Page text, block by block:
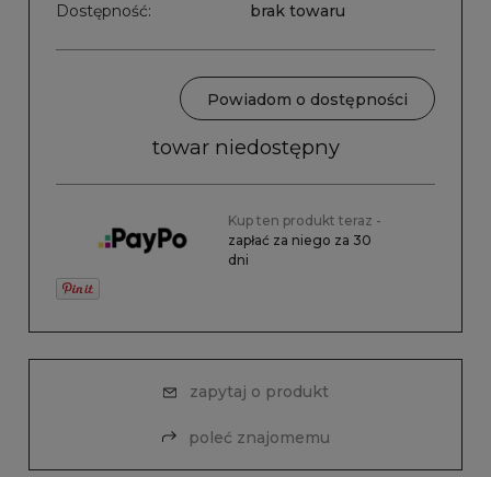
Dostępność: brak towaru
Powiadom o dostępności
towar niedostępny
Kup ten produkt teraz -
zapłać za niego za 30
dni
zapytaj o produkt
poleć znajomemu